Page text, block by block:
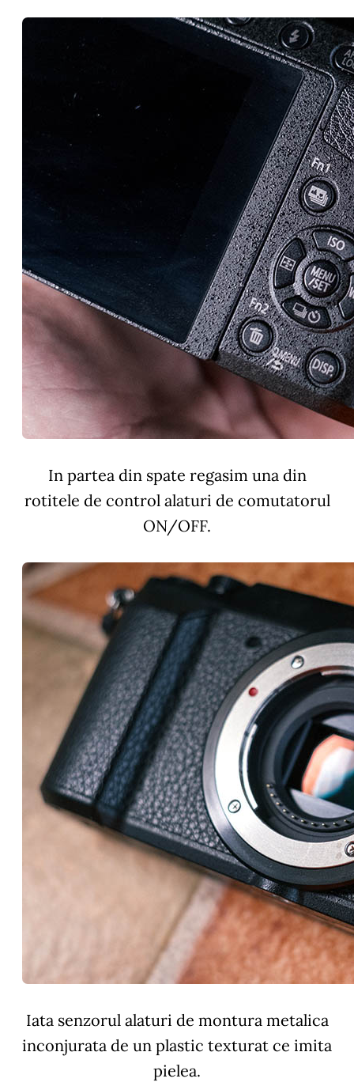
In partea din spate regasim una din
rotitele de control alaturi de comutatorul
ON/OFF.
Iata senzorul alaturi de montura metalica
inconjurata de un plastic texturat ce imita
pielea.